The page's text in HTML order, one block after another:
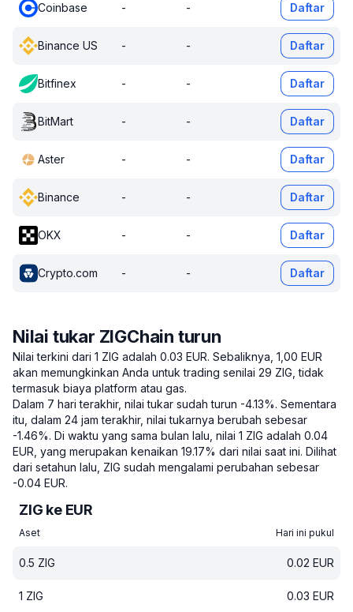
Coinbase - - Daftar
Binance US - - Daftar
Bitfinex - - Daftar
BitMart - - Daftar
Aster - - Daftar
Binance - - Daftar
OKX - - Daftar
Crypto.com - - Daftar
Nilai tukar ZIGChain turun
Nilai terkini dari 1 ZIG adalah 0.03 EUR. Sebaliknya, 1,00 EUR
akan memungkinkan Anda untuk trading senilai 29 ZIG, tidak
termasuk biaya platform atau gas.
Dalam 7 hari terakhir, nilai tukar sudah turun -4.13%. Sementara
itu, dalam 24 jam terakhir, nilai tukarnya berubah sebesar
-1.46%. Di waktu yang sama bulan lalu, nilai 1 ZIG adalah 0.04
EUR, yang merupakan kenaikan 19.17% dari nilai saat ini. Dilihat
dari setahun lalu, ZIG sudah mengalami perubahan sebesar
-0.04 EUR.
ZIG ke EUR
Aset Hari ini pukul
0.5 ZIG 0.02 EUR
1 ZIG 0.03 EUR